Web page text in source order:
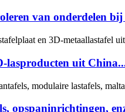
van onderdelen
lasproducten uit
opspaninrichtingen,